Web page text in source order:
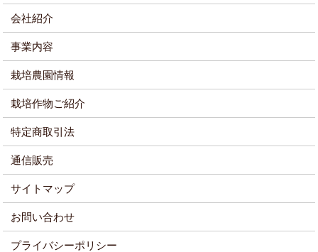
会社紹介
事業内容
栽培農園情報
栽培作物ご紹介
特定商取引法
通信販売
サイトマップ
お問い合わせ
プライバシーポリシー